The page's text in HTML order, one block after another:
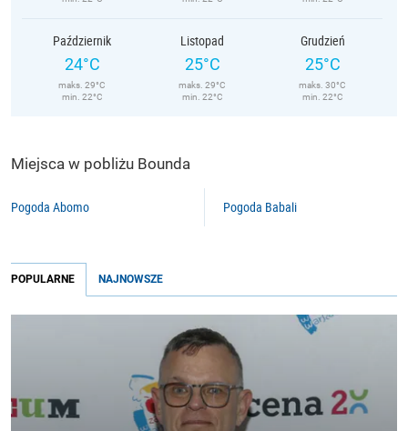
Październik
24°C
maks. 29°C
min. 22°C
Listopad
25°C
maks. 29°C
min. 22°C
Grudzień
25°C
maks. 30°C
min. 22°C
Miejsca w pobliżu Bounda
Pogoda Abomo Pogoda Babali
POPULARNE NAJNOWSZE